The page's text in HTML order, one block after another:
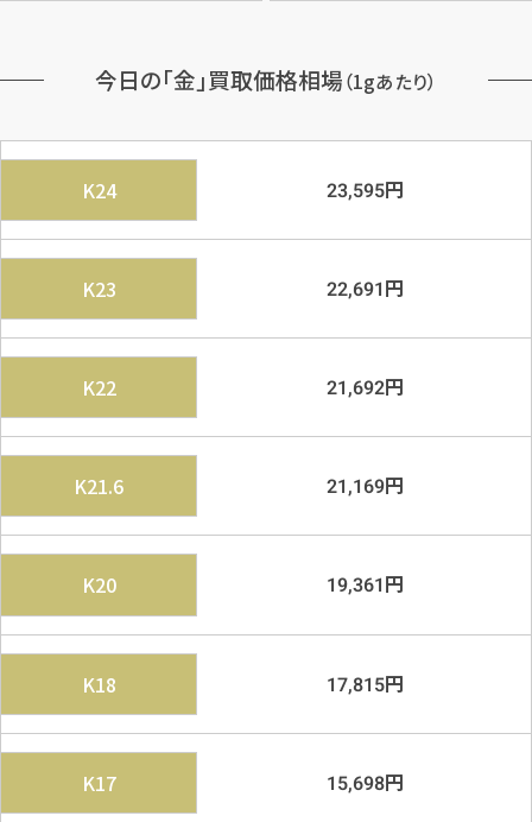
今日の「金」買取価格相場（1gあたり）
K24 23,595円
K23 22,691円
K22 21,692円
K21.6 21,169円
K20 19,361円
K18 17,815円
K17 15,698円